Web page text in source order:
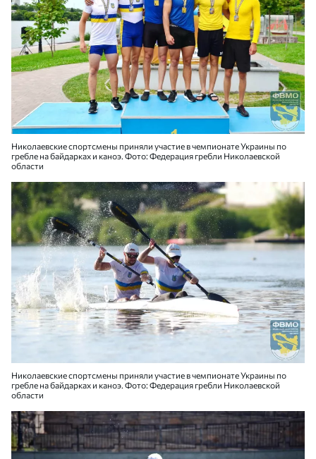
Николаевские спортсмены приняли участие в чемпионате Украины по
гребле на байдарках и каноэ. Фото: Федерация гребли Николаевской
области
Николаевские спортсмены приняли участие в чемпионате Украины по
гребле на байдарках и каноэ. Фото: Федерация гребли Николаевской
области